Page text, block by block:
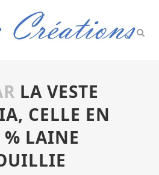
LA VESTE
CELLE EN
LAINE